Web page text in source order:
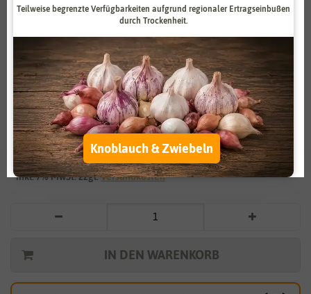
Vergrößern durch berühren
Petersilie Gigante d` Italia
3,99 €
*
* inkl. 7% MwSt. zzgl.Versandkosten
IN DEN WARENKORB
Externe Medien Funktional
Weitere Einstellungen
Alle akzeptieren
Alle ablehnen
Auswahl akzeptieren
Teilweise begrenzte Verfügbarkeiten aufgrund regionaler Ertragseinbußen
durch Trockenheit.
Knoblauch & Zwiebeln